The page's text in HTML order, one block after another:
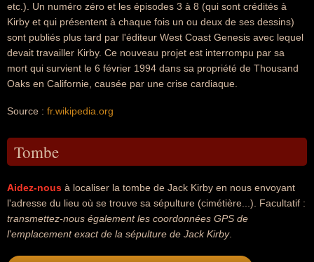
etc.). Un numéro zéro et les épisodes 3 à 8 (qui sont crédités à
Kirby et qui présentent à chaque fois un ou deux de ses dessins)
sont publiés plus tard par l'éditeur West Coast Genesis avec lequel
devait travailler Kirby. Ce nouveau projet est interrompu par sa
mort qui survient le 6 février 1994 dans sa propriété de Thousand
Oaks en Californie, causée par une crise cardiaque.
Source : fr.wikipedia.org
Tombe
Aidez-nous à localiser la tombe de Jack Kirby en nous envoyant
l'adresse du lieu où se trouve sa sépulture (cimétière...). Facultatif :
transmettez-nous également les coordonnées GPS de
l'emplacement exact de la sépulture de Jack Kirby.